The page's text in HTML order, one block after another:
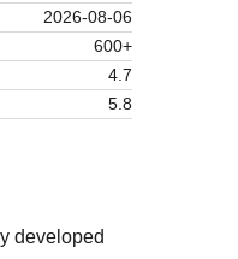
2026-08-06
600+
4.7
5.8
developed